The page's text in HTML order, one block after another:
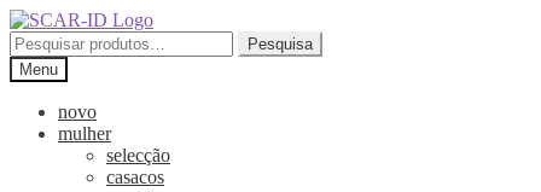
Pesquisa
Menu
novo
mulher
selecção
casacos